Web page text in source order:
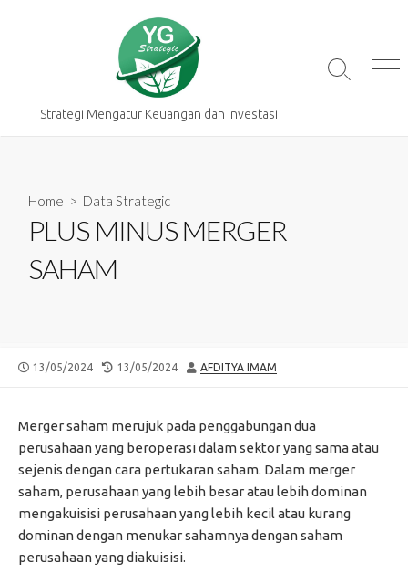
Strategi Mengatur Keuangan dan Investasi
Search
Home > Data Strategic
PLUS MINUS MERGER
SAHAM
PUBLISHED
13/05/2024
LAST
13/05/2024 AUTHOR
AFDITYA IMAM
Merger saham merujuk pada penggabungan dua
perusahaan yang beroperasi dalam sektor yang sama atau
sejenis dengan cara pertukaran saham. Dalam merger
saham, perusahaan yang lebih besar atau lebih dominan
mengakuisisi perusahaan yang lebih kecil atau kurang
dominan dengan menukar sahamnya dengan saham
perusahaan yang diakuisisi.